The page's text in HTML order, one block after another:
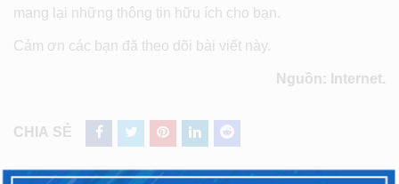
mang lại những thông tin hữu ích cho bạn.
Cảm ơn các bạn đã theo dõi bài viết này.
Nguồn: Internet.
CHIA SẺ